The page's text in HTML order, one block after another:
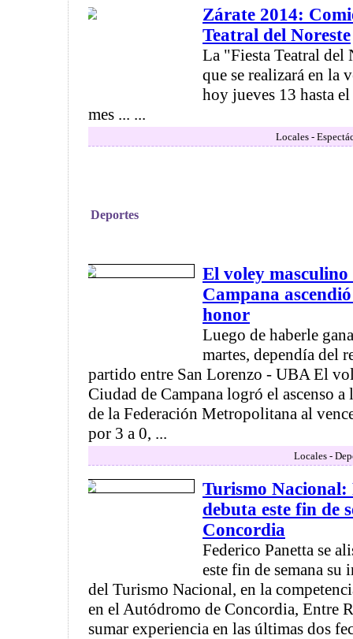
Zárate 2014:
Teatral del Noreste
La "Fiesta Teatral del
que se realizará en la
hoy jueves 13 hasta
mes ... ...
Locales -
Deportes
El voley
Campana
honor
Luego de haberle
martes, dependía del
partido entre San Lorenzo - UBA El
Ciudad de Campana logró el ascenso
de la Federación Metropolitana al
por 3 a 0, ...
Locales -
Turismo Nacional:
debuta este fin de
Concordia
Federico Panetta se
este fin de semana su
del Turismo Nacional, en la
en el Autódromo de Concordia, Entre
sumar experiencia en las últimas dos